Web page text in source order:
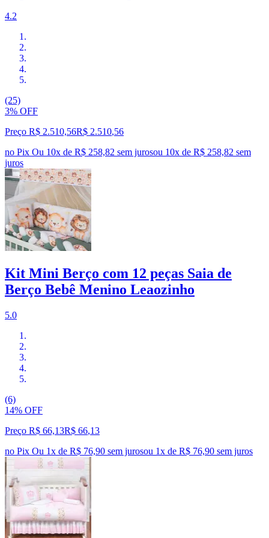
4.2
(25)
3% OFF
Preço R$ 2.510,56R$ 2.510,56
no Pix Ou 10x de R$ 258,82 sem jurosou 10x de R$ 258,82 sem
juros
Kit Mini Berço com 12 peças Saia de
Berço Bebê Menino Leaozinho
5.0
(6)
14% OFF
Preço R$ 66,13R$ 66,13
no Pix Ou 1x de R$ 76,90 sem jurosou 1x de R$ 76,90 sem juros